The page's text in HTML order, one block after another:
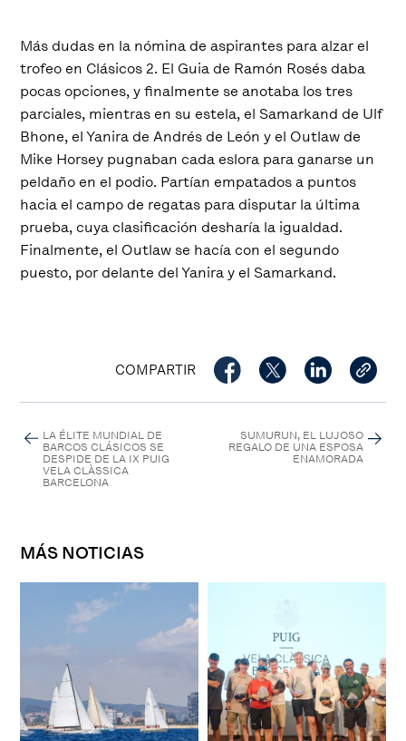
Más dudas en la nómina de aspirantes para alzar el
trofeo en Clásicos 2. El Guia de Ramón Rosés daba
pocas opciones, y finalmente se anotaba los tres
parciales, mientras en su estela, el Samarkand de Ulf
Bhone, el Yanira de Andrés de León y el Outlaw de
Mike Horsey pugnaban cada eslora para ganarse un
peldaño en el podio. Partían empatados a puntos
hacia el campo de regatas para disputar la última
prueba, cuya clasificación desharía la igualdad.
Finalmente, el Outlaw se hacía con el segundo
puesto, por delante del Yanira y el Samarkand.
COMPARTIR
LA ÉLITE MUNDIAL DE
BARCOS CLÁSICOS SE
DESPIDE DE LA IX PUIG
VELA CLÀSSICA
BARCELONA
SUMURUN, EL LUJOSO
REGALO DE UNA ESPOSA
ENAMORADA
MÁS NOTICIAS